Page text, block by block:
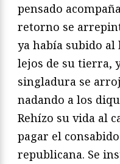
pensado
retorno se
ya había subido
lejos de su tierra,
singladura se
nadando a los
Rehízo su vida al
pagar el
republicana. Se